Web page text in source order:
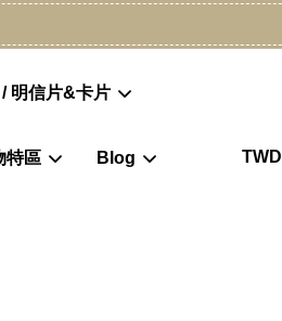
明信片&卡片
特區 Blog